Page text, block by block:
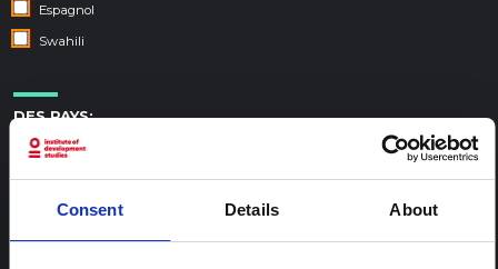
Consent Details About
Espagnol
Swahili
DES PAYS: